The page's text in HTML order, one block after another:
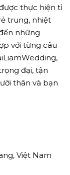
thực hiện tỉ
trung, nhiệt
những
với từng câu
đại, tận
thân và bạn
Việt Nam